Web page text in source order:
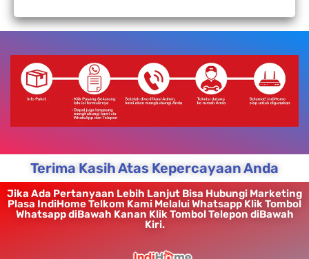
Terima Kasih Atas Kepercayaan Anda
Jika Ada Pertanyaan Lebih Lanjut Bisa Hubungi Marketing
Plasa IndiHome Telkom Kami Melalui Whatsapp Klik Tombol
Whatsapp diBawah Kanan Klik Tombol Telepon diBawah
Kiri.